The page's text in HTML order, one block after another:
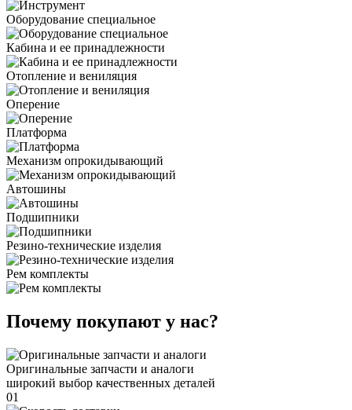
Оборудование специальное
Кабина и ее принадлежности
Отопление и вениляция
Оперение
Платформа
Механизм опрокидывающий
Автошины
Подшипники
Резино-технические изделия
Рем комплекты
Почему покупают у нас?
Оригинальные запчасти и аналоги
широкий выбор качественных деталей
01